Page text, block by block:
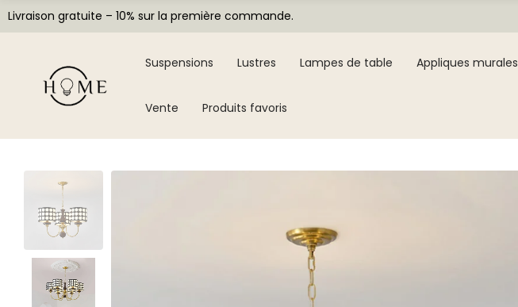
Livraison gratuite – 10% sur la première commande.
Suspensions Lustres Lampes de table Appliques murales
Vente Produits favoris